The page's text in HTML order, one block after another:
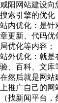
咸阳网站建设
搜索引擎的优化
站内优化：是针
章更新、代码优
局优化等内容；
站外优化：就是
验、百科、文库
在然后就是网站
上推广自己的
（找新闻平台